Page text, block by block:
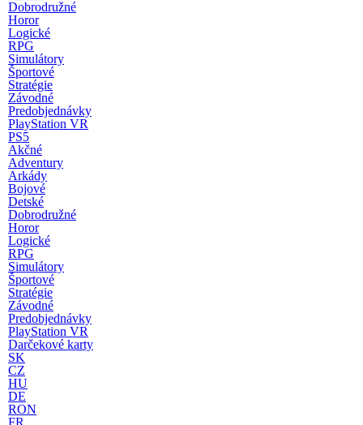
Dobrodružné
Horor
Logické
RPG
Simulátory
Športové
Stratégie
Závodné
Predobjednávky
PlayStation VR
PS5
Akčné
Adventury
Arkády
Bojové
Detské
Dobrodružné
Horor
Logické
RPG
Simulátory
Športové
Stratégie
Závodné
Predobjednávky
PlayStation VR
Darčekové karty
SK
CZ
HU
DE
RON
FR